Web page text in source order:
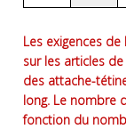
Les exigences
sur les articles
des attache-
long. Le nombre
fonction du